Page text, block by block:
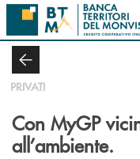
Salta al contenuto principale
PRIVATI
Con MyGP
all’ambiente.